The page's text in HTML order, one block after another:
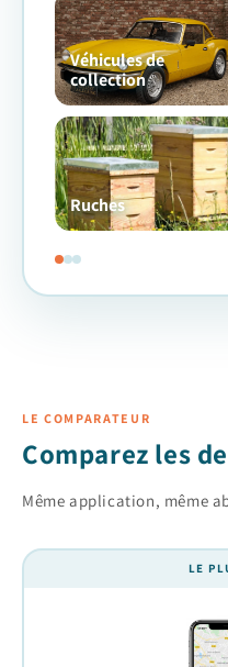
Véhicules de
collection
Ruches
LE COMPARATEUR
Comparez les
Même application, même
LE